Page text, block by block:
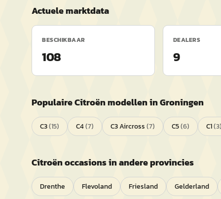
Actuele marktdata
BESCHIKBAAR
108
DEALERS
9
PopulaireCitroënmodellen inGroningen
C3(15) C4(7) C3 Aircross(7) C5(6) C1(3
Citroënoccasions in andere provincies
Drenthe Flevoland Friesland Gelderland